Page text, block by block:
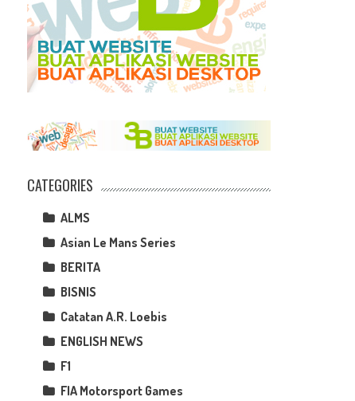
CATEGORIES
ALMS
Asian Le Mans Series
BERITA
BISNIS
Catatan A.R. Loebis
ENGLISH NEWS
F1
FIA Motorsport Games